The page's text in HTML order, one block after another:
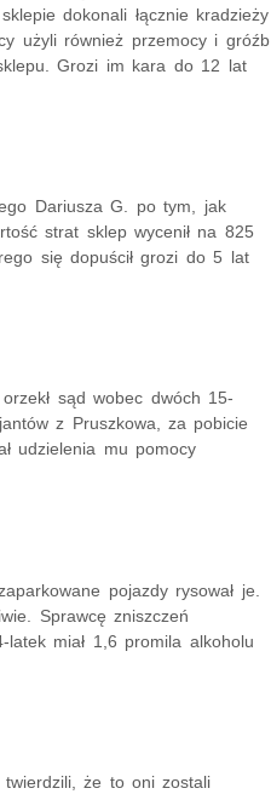
dokonali łącznie kradzieży
użyli również przemocy i gróźb
Grozi im kara do 12 lat
Dariusza G. po tym, jak
strat sklep wycenił na 825
się dopuścił grozi do 5 lat
sąd wobec dwóch 15-
z Pruszkowa, za pobicie
udzielenia mu pomocy
pojazdy rysował je.
Sprawcę zniszczeń
latek miał 1,6 promila alkoholu
twierdzili, że to oni zostali